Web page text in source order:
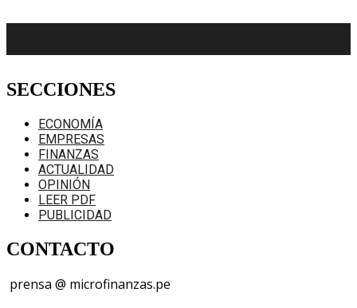
SECCIONES
ECONOMÍA
EMPRESAS
FINANZAS
ACTUALIDAD
OPINIÓN
LEER PDF
PUBLICIDAD
CONTACTO
prensa @ microfinanzas.pe